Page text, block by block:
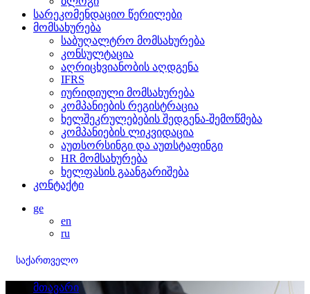
სარეკომენდაციო წერილები
მომსახურება
საბუღალტრო მომსახურება
კონსულტაცია
აღრიცხვიანობის აღდგენა
IFRS
იურიდიული მომსახურება
კომპანიების რეგისტრაცია
ხელშეკრულებების შედგენა-შემოწმება
კომპანიების ლიკვიდაცია
აუთსორსინგი და აუთსტაფინგი
HR მომსახურება
ხელფასის გაანგარიშება
კონტაქტი
ge
en
ru
საქართველო
მთავარი